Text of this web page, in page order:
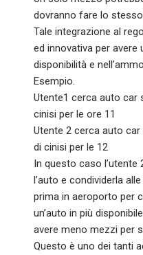
dovranno fare lo
Tale integrazione al
ed innovativa per avere
disponibilità e
Esempio.
Utente1 cerca auto car
cinisi per le ore 11
Utente 2 cerca auto
di cinisi per le 12
In questo caso l’utente
l’auto e condividerla
prima in aeroporto per
un’auto in più
avere meno mezzi per
Questo è uno dei tanti